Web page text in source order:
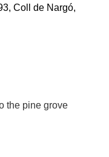
Coll de Nargó,
the pine grove